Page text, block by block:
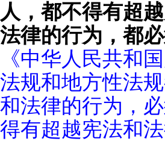
人，都不得有超
法律的行为，都
《中华人民共和
法规和地方性法
和法律的行为，
得有超越宪法和法